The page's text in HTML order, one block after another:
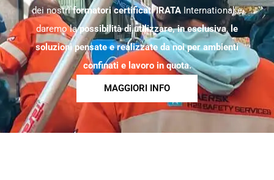
dei nostriformatori certificati IRATA International e
daremo lapossibilità di utilizzare, in esclusiva, le
soluzioni pensate e realizzate da noi per ambienti
confinati e lavoro in quota.
MAGGIORI INFO